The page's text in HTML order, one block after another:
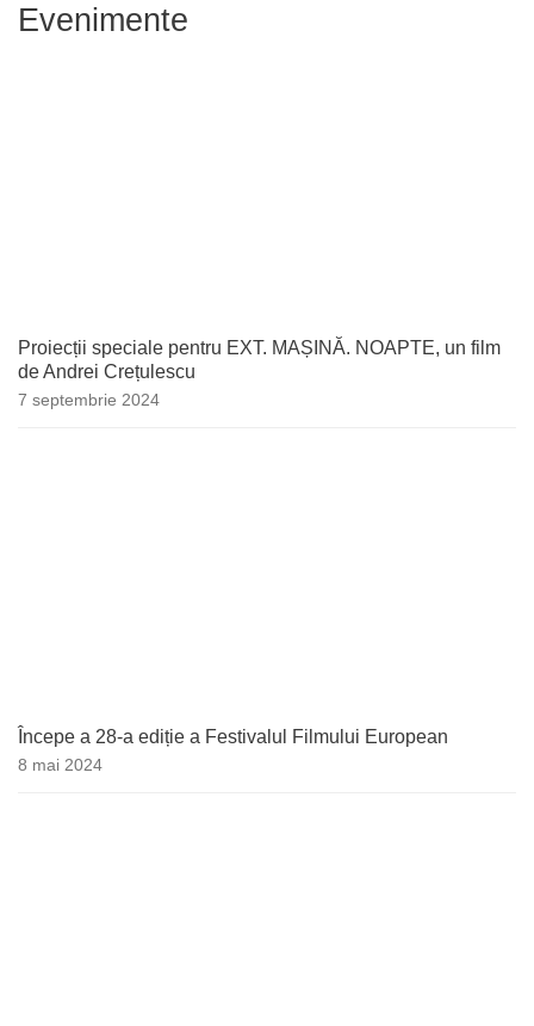
Evenimente
Proiecții speciale pentru EXT. MAȘINĂ. NOAPTE, un film
de Andrei Crețulescu
7 septembrie 2024
Începe a 28-a ediție a Festivalul Filmului European
8 mai 2024